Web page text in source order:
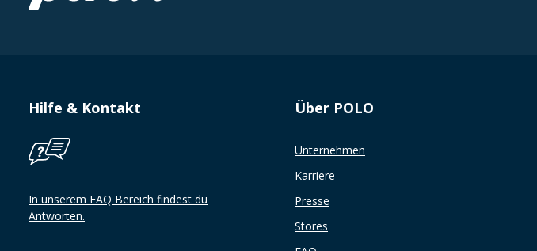
Hilfe & Kontakt
In unserem FAQ Bereich findest du
Antworten.
Über POLO
Unternehmen
Karriere
Presse
Stores